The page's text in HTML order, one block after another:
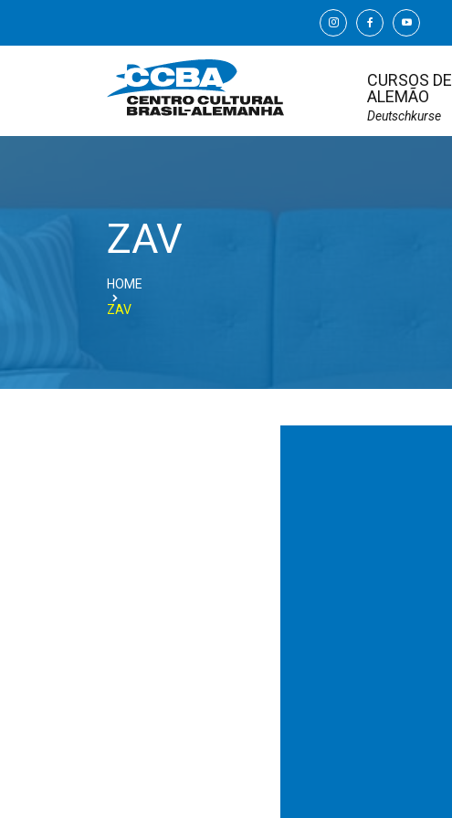
CURSOS DE
ALEMÃO
Deutschkurse
ZAV
HOME
ZAV